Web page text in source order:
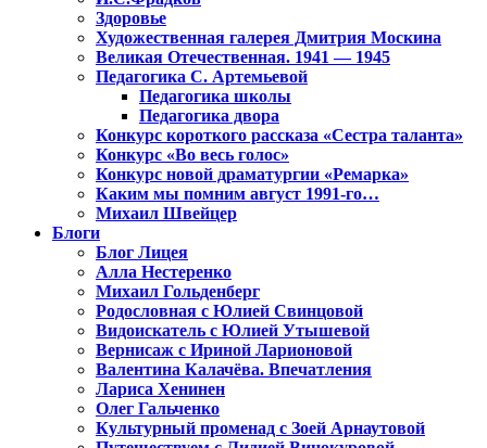
Здоровье
Художественная галерея Дмитрия Москина
Великая Отечественная. 1941 — 1945
Педагогика С. Артемьевой
Педагогика школы
Педагогика двора
Конкурс короткого рассказа «Сестра таланта»
Конкурс «Во весь голос»
Конкурс новой драматургии «Ремарка»
Каким мы помним август 1991-го…
Михаил Швейцер
Блоги
Блог Лицея
Алла Нестеренко
Михаил Гольденберг
Родословная с Юлией Свинцовой
Видоискатель с Юлией Утышевой
Вернисаж с Ириной Ларионовой
Валентина Калачёва. Впечатления
Лариса Хенинен
Олег Гальченко
Культурный променад с Зоей Арнаутовой